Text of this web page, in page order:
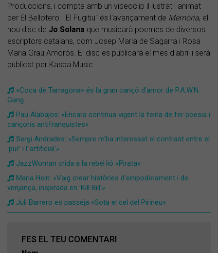
Produccions, i compta amb un videoclip il·lustrat i animat
per El Bellotero. "El Fugitiu" és l'avançament de Memòria, el
nou disc de Jo Solana que musicarà poemes de diversos
escriptors catalans, com Josep Maria de Sagarra i Rosa
Maria Grau Amorós. El disc es publicarà el mes d'abril i serà
publicat per Kasba Music.
​«Coca de Tarragona» és la gran cançó d’amor de P.A.W.N.
Gang
Pau Alabajos: «Encara continua vigent la feina de fer poesia i
cançons antifranquistes»
Sergi Andrades: «Sempre m'ha interessat el contrast entre el
'pur' i l''artificial'»
​JazzWoman crida a la rebel·lió «Pirata»
Maria Hein: «Vaig crear històries d’empoderament i de
venjança, inspirada en 'Kill Bill'»
Juli Barrero es passeja «Sota el cel del Pirineu»
FES EL TEU COMENTARI